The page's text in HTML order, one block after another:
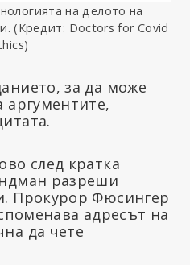
на делото на
(Кредит: Doctors for Covid
за да може
аргументите,
след кратка
разреши
Прокурор Фюсингер
адресът на
да чете